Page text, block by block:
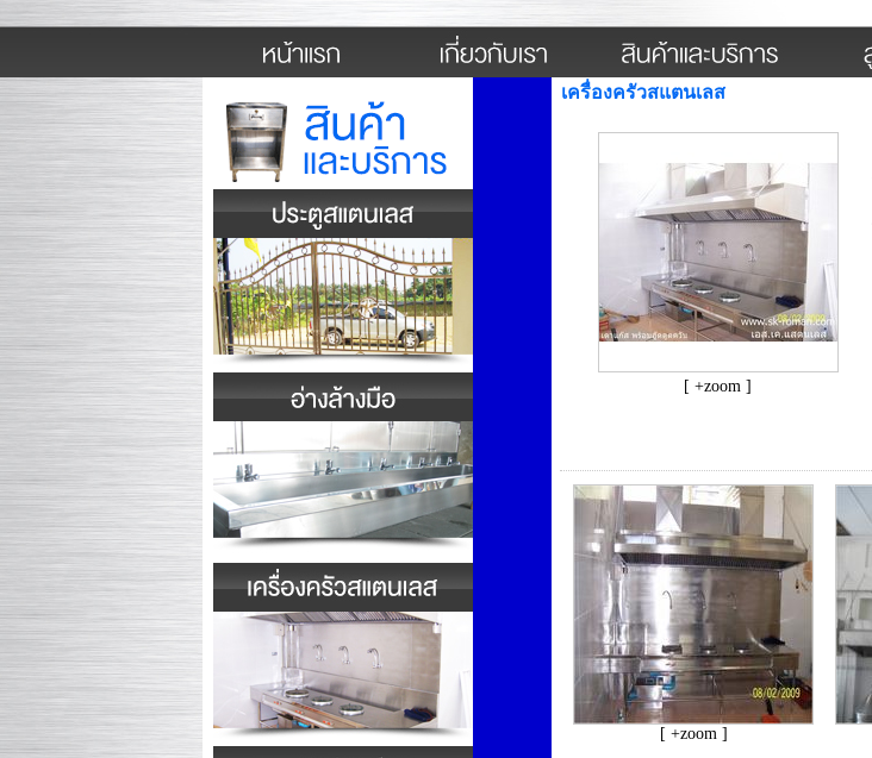
เครื่องครัวสแตนเลส
[ +zoom ]
[ +zoom ]